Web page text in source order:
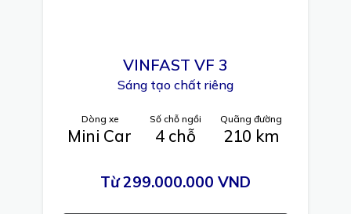
VINFAST VF 3
Sáng tạo chất riêng
Dòng xe
Mini Car
Số chỗ ngồi
4 chỗ
Quãng đường
210 km
Từ 299.000.000 VND